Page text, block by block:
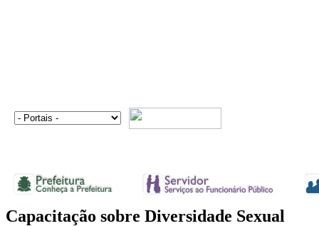
Capacitação sobre Diversidade Sexual